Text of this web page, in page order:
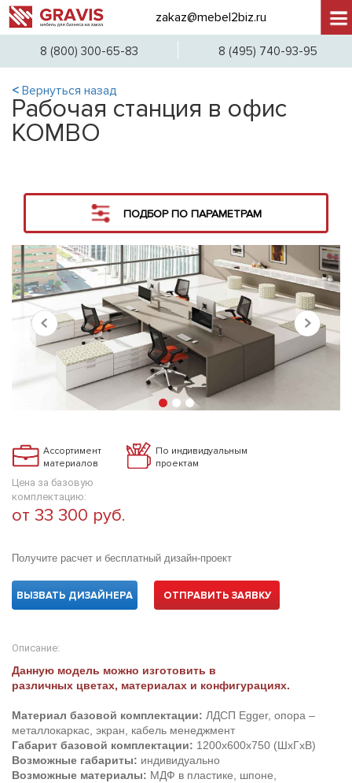
+7
zakaz@mebel2biz.ru
8 (800) 300-65-83 8 (495) 740-93-95
< Вернуться назад
Рабочая станция в офис
KOMBO
ПОДБОР ПО ПАРАМЕТРАМ
Ассортимент
материалов
По индивидуальным
проектам
Цена за базовую
комплектацию:
от 33 300 руб.
Получите расчет и бесплатный дизайн-проект
ВЫЗВАТЬ ДИЗАЙНЕРА ОТПРАВИТЬ ЗАЯВКУ
Описание:
Данную модель можно изготовить в
различных цветах, материалах и конфигурациях.
Материал базовой комплектации: ЛДСП Egger, опора –
металлокаркас, экран, кабель менеджмент
Габарит базовой комплектации: 1200х600х750 (ШхГхВ)
Возможные габариты: индивидуально
Возможные материалы: МДФ в пластике, шпоне,